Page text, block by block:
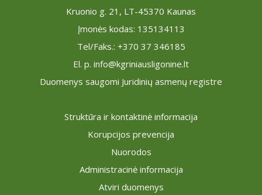
Kruonio g. 21, LT-45370 Kaunas
Įmonės kodas: 135134113
Tel/Faks.: +370 37 346185
El. p. info@kgriniausligonine.lt
Duomenys saugomi Juridinių asmenų registre
Struktūra ir kontaktinė informacija
Korupcijos prevencija
Nuorodos
Administracinė informacija
Atviri duomenys